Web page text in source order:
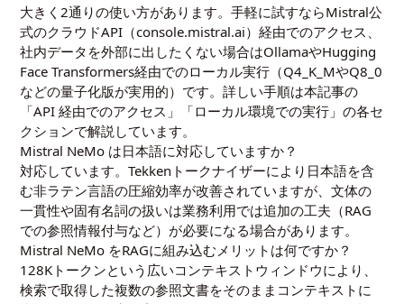
大きく2通りの使い方があります。手軽に試すならMistral公
式のクラウドAPI（console.mistral.ai）経由でのアクセス、
社内データを外部に出したくない場合はOllamaやHugging
Face Transformers経由でのローカル実行（Q4_K_MやQ8_0
などの量子化版が実用的）です。詳しい手順は本記事の
「API 経由でのアクセス」「ローカル環境での実行」の各セ
クションで解説しています。
Mistral NeMo は日本語に対応していますか？
対応しています。Tekkenトークナイザーにより日本語を含
む非ラテン言語の圧縮効率が改善されていますが、文体の
一貫性や固有名詞の扱いは業務利用では追加の工夫（RAG
での参照情報付与など）が必要になる場合があります。
Mistral NeMo をRAGに組み込むメリットは何ですか？
128Kトークンという広いコンテキストウィンドウにより、
検索で取得した複数の参照文書をそのままコンテキストに